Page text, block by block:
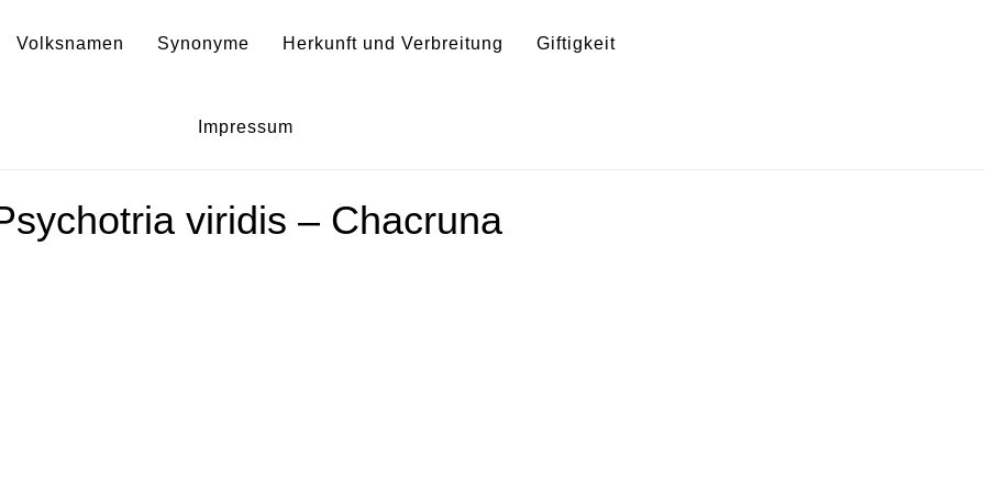
Volksnamen Synonyme Herkunft und Verbreitung Giftigkeit
Impressum
viridis – Chacruna